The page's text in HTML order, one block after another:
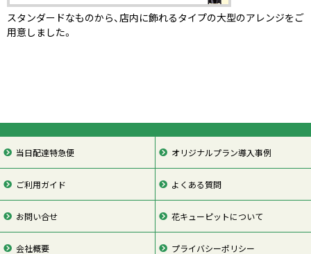
スタンダードなものから、店内に飾れるタイプの大型のアレンジをご
用意しました。
当日配達特急便 オリジナルプラン導入事例
ご利用ガイド よくある質問
お問い合せ 花キューピットについて
会社概要 プライバシーポリシー